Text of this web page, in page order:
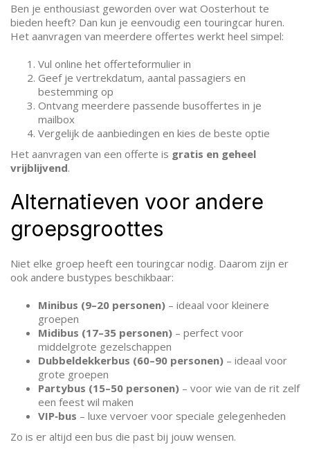
Ben je enthousiast geworden over wat Oosterhout te
bieden heeft? Dan kun je eenvoudig een touringcar huren.
Het aanvragen van meerdere offertes werkt heel simpel:
Vul online het offerteformulier in
Geef je vertrekdatum, aantal passagiers en
bestemming op
Ontvang meerdere passende busoffertes in je
mailbox
Vergelijk de aanbiedingen en kies de beste optie
Het aanvragen van een offerte is gratis en geheel
vrijblijvend.
Alternatieven voor andere
groepsgroottes
Niet elke groep heeft een touringcar nodig. Daarom zijn er
ook andere bustypes beschikbaar:
Minibus (9–20 personen) – ideaal voor kleinere
groepen
Midibus (17–35 personen) – perfect voor
middelgrote gezelschappen
Dubbeldekkerbus (60–90 personen) – ideaal voor
grote groepen
Partybus (15–50 personen) – voor wie van de rit zelf
een feest wil maken
VIP‑bus – luxe vervoer voor speciale gelegenheden
Zo is er altijd een bus die past bij jouw wensen.